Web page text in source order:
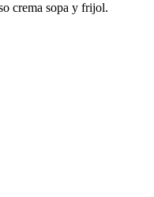
crema sopa y frijol.